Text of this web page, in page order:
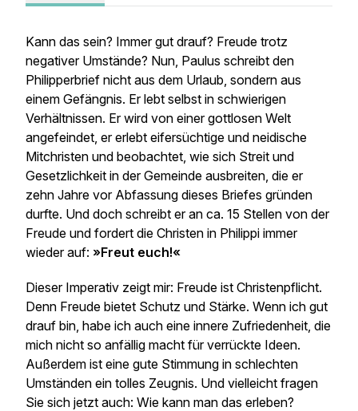
Kann das sein? Immer gut drauf? Freude trotz
negativer Umstände? Nun, Paulus schreibt den
Philipperbrief nicht aus dem Urlaub, sondern aus
einem Gefängnis. Er lebt selbst in schwierigen
Verhältnissen. Er wird von einer gottlosen Welt
angefeindet, er erlebt eifersüchtige und neidische
Mitchristen und beobachtet, wie sich Streit und
Gesetzlichkeit in der Gemeinde ausbreiten, die er
zehn Jahre vor Abfassung dieses Briefes gründen
durfte. Und doch schreibt er an ca. 15 Stellen von der
Freude und fordert die Christen in Philippi immer
wieder auf: »Freut euch!«
Dieser Imperativ zeigt mir: Freude ist Christenpflicht.
Denn Freude bietet Schutz und Stärke. Wenn ich gut
drauf bin, habe ich auch eine innere Zufriedenheit, die
mich nicht so anfällig macht für verrückte Ideen.
Außerdem ist eine gute Stimmung in schlechten
Umständen ein tolles Zeugnis. Und vielleicht fragen
Sie sich jetzt auch: Wie kann man das erleben?